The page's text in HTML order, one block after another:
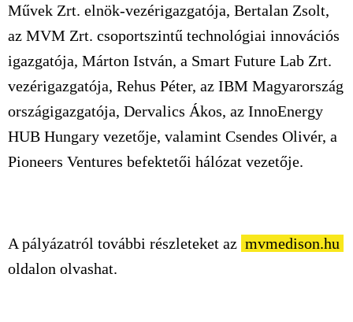
Művek Zrt. elnök-vezérigazgatója, Bertalan Zsolt,
az MVM Zrt. csoportszintű technológiai innovációs
igazgatója, Márton István, a Smart Future Lab Zrt.
vezérigazgatója, Rehus Péter, az IBM Magyarország
országigazgatója, Dervalics Ákos, az InnoEnergy
HUB Hungary vezetője, valamint Csendes Olivér, a
Pioneers Ventures befektetői hálózat vezetője.
A pályázatról további részleteket az mvmedison.hu
oldalon olvashat.